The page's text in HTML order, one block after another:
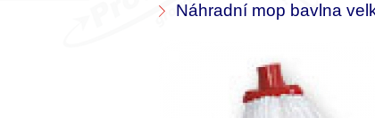
Náhradní mop bavlna